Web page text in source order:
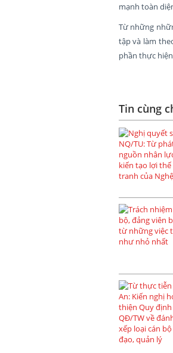
mạnh toàn
Từ những
tập và làm
phần thực
Tin cùng